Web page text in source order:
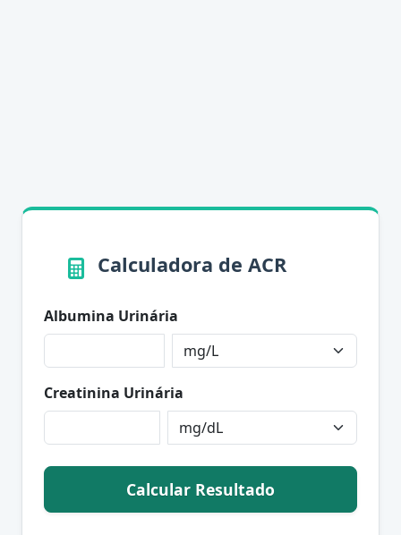
Calculadora de ACR
Albumina Urinária
Creatinina Urinária
Calcular Resultado